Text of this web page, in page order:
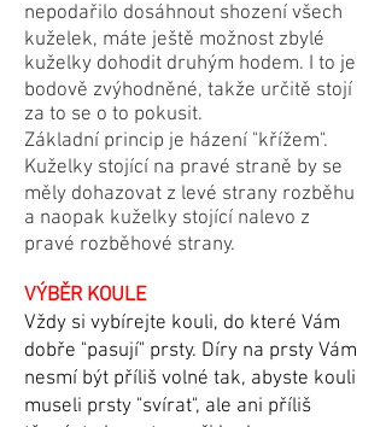
nepodařilo dosáhnout shození všech
kuželek, máte ještě možnost zbylé
kuželky dohodit druhým hodem. I to je
bodově zvýhodněné, takže určitě stojí
za to se o to pokusit.
Základní princip je házení "křížem".
Kuželky stojící na pravé straně by se
měly dohazovat z levé strany rozběhu
a naopak kuželky stojící nalevo z
pravé rozběhové strany.
VÝBĚR KOULE
​Vždy si vybírejte kouli, do které Vám
dobře "pasují" prsty. Díry na prsty Vám
nesmí být příliš volné tak, abyste kouli
museli prsty "svírat", ale ani příliš